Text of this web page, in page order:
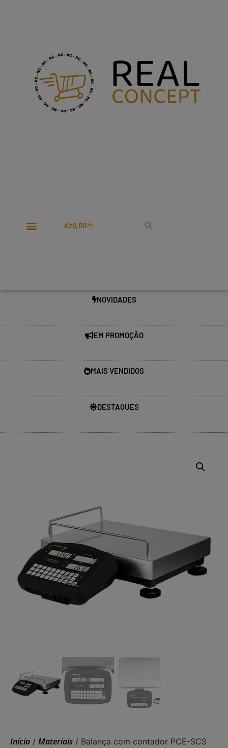
Kz0,00
NOVIDADES
EM PROMOÇÃO
MAIS VENDIDOS
DESTAQUES
Início / Materiais / Balança com contador PCE-SCS